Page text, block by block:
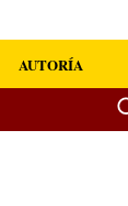
AUTORÍA